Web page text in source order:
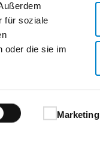
für soziale
oder die sie im
Marketing